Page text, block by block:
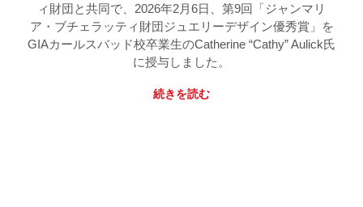
ィ財団と共同で、2026年2月6日、第9回「ジャンマリ
ア・ブチェラッティ財団ジュエリーデザイン優秀賞」を
GIAカールスバッド校卒業生のCatherine “Cathy” Aulick氏
に授与しました。
続きを読む